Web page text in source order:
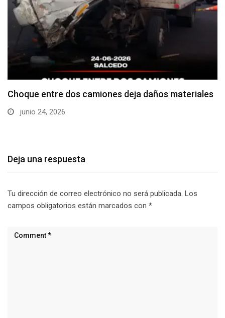
Choque entre dos camiones deja daños materiales
junio 24, 2026
Deja una respuesta
Tu dirección de correo electrónico no será publicada. Los
campos obligatorios están marcados con *